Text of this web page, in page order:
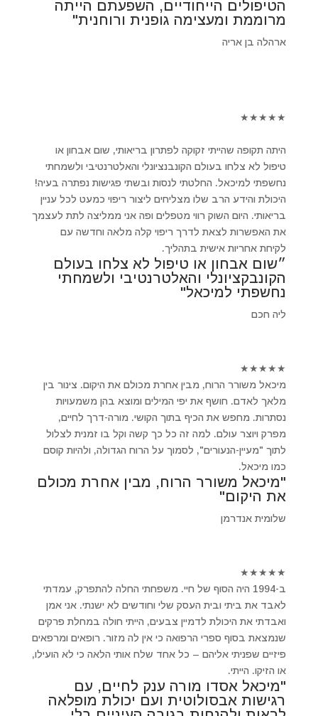
הטיפולים הייחודיים, השפעתם הייתה
מרוממת ומעצימה גופנית ורוחנית"
ארהלה בן אריה
★
★
★
★
★
היתה תקופה שהייתי זקוקה לפתרון בריאותי, שום אבחון או
טיפול לא צלחו בעולם הקונבנציונלי והאלטרנטיבי ולשמחתי
נחשפתי למיכאל. החלטתי לנסות ובשתי פגישות נפתרה בעיה!
היכולת והידע הרב שלו מצליחים ליצור ריפוי כמעט לכל עניין
בריאותי. היום השוק רווי מטפלים ופה אני ממליצה לתת לעצמך
את האפשרות לצאת לדרך ריפוי קלה מלאה וחדשה עם
לקיחת אחריות אישית בתהליך.
״שום אבחון או טיפול לא צלחו בעולם
הקונבקציונלי והאלטרנטיבי ולשמחתי
נחשפתי למיכאל"
ליה חכם
★
★
★
★
★
מיכאל משורר הרוח, מבין אחרת מכולם את היקום. צינור בין
מלאך לאדם. חושף את יפי המילים ומוצא בהן משמעויות
נסתרות. מחפש את הכיף בתוך הקושי. מורה-דרך לחיים,
מפרק ויוצר עולם. למה זה כל כך קשה וקל בו זמנית לצלול
לתוך "מעיין-הנעורים", לסמוך על הרוח הגדולה, ולהיות קוסם
כמו מיכאל.
"מיכאל משורר הרוח, מבין אחרת מכולם
את היקום"
שלומית אנדרמן
★
★
★
★
★
ב-1994 היה הסוף של חיי. משפחתי החלה להתפרק, עמדתי
לאבד את ביתי ובית העסק שלי וחודשים לא ישנתי. אני אמן
ואבדתי את היכולת לדמיין צבעים, הייתי חולה במחלת פרקים
שנמצאת בסוף ספרי הרפואה כי אין לה מזור. רופאים ומרפאים
פיזיים שפניתי אליהם – כל אחד שלח אותי הלאה כי לא הועילו,
או הזיקו. הייתי.
"מיכאל אסדו מורה ענק לחיים, עם
רגישות אבסולוטית ועם יכולת מופלאה